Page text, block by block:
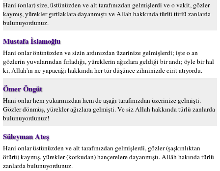
Hani (onlar) size, üstünüzden ve alt tarafınızdan gelmişlerdi ve o vakit, gözler
kaymış, yürekler gırtlaklara dayanmıştı ve Allah hakkında türlü türlü zanlarda
bulunuyordunuz.
Mustafa İslamoğlu
Hani onlar önünüzden ve sizin ardınızdan üzerinize gelmişlerdi; işte o an
gözlerin yuvalarından fırladığı, yüreklerin ağızlara geldiği bir andı; öyle bir hal
ki, Allah'ın ne yapacağı hakkında her tür düşünce zihninizde cirit atıyordu.
Ömer Öngüt
Hani onlar hem yukarınızdan hem de aşağı tarafınızdan üzerinize gelmişti.
Gözler dönmüş, yürekler ağızlara gelmişti. Ve siz Allah hakkında türlü zanlarda
bulunuyordunuz!
Süleyman Ateş
Hani onlar üstünüzden ve alt tarafınızdan gelmişlerdi, gözler (şaşkınlıktan
ötürü) kaymış, yürekler (korkudan) hançerelere dayanmıştı. Allâh hakında türlü
zanlarda bulunuyordunuz.